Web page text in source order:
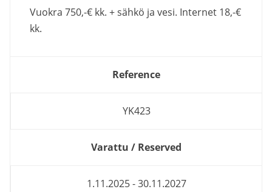
Vuokra 750,-€ kk. + sähkö ja vesi. Internet 18,-€
kk.
Reference
YK423
Varattu / Reserved
1.11.2025 - 30.11.2027